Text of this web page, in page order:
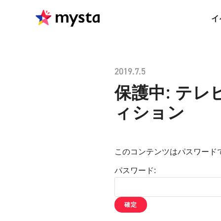
2019.7.5
保護中: テレ
ィション
このコンテンツはパスワード
パスワード: